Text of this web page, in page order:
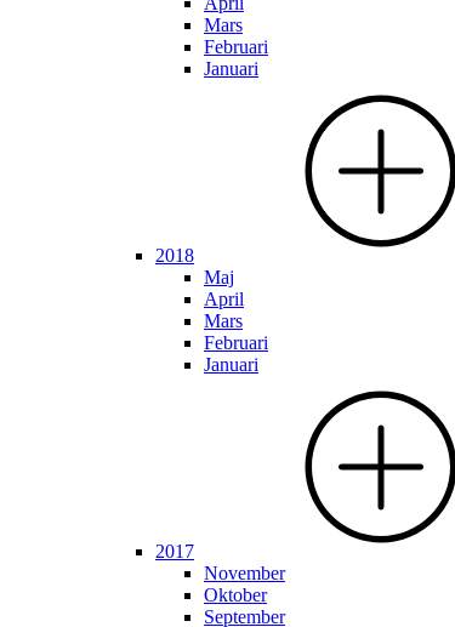
Mars
Februari
Januari
2018
Maj
April
Mars
Februari
Januari
2017
November
Oktober
September